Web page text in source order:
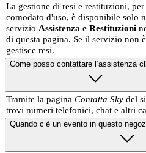
La gestione di resi e restituzioni,
comodato d'uso, è disponibile solo
servizio Assistenza e Restituzioni
di questa pagina. Se il servizio non
gestisce resi.
Come posso contattare l’assistenza
Tramite la pagina Contatta Sky del
trovi numeri telefonici, chat e altri
Quando c’è un evento in questo